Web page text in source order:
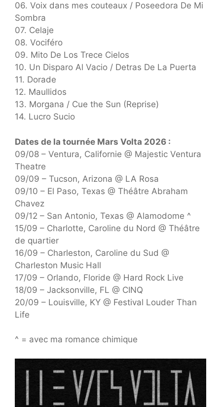
06. Voix dans mes couteaux / Poseedora De Mi
Sombra
07. Celaje
08. Vociféro
09. Mito De Los Trece Cielos
10. Un Disparo Al Vacio / Detras De La Puerta
11. Dorade
12. Maullidos
13. Morgana / Cue the Sun (Reprise)
14. Lucro Sucio
Dates de la tournée Mars Volta 2026 :
09/08 – Ventura, Californie @ Majestic Ventura
Theatre
09/09 – Tucson, Arizona @ LA Rosa
09/10 – El Paso, Texas @ Théâtre Abraham
Chavez
09/12 – San Antonio, Texas @ Alamodome ^
15/09 – Charlotte, Caroline du Nord @ Théâtre
de quartier
16/09 – Charleston, Caroline du Sud @
Charleston Music Hall
17/09 – Orlando, Floride @ Hard Rock Live
18/09 – Jacksonville, FL @ CINQ
20/09 – Louisville, KY @ Festival Louder Than
Life
^ = avec ma romance chimique